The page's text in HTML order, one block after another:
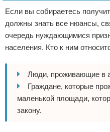
Если вы собираетесь
должны знать все нюансы,
очередь нуждающимися
населения. Кто к ним
Люди, проживающие в
Граждане, которые
маленькой площади,
закону.